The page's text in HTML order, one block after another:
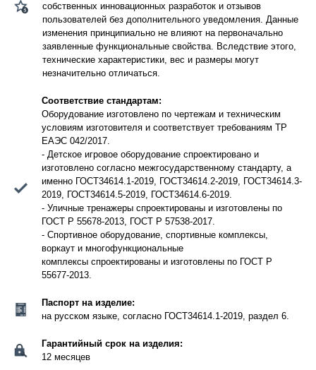
собственных инновационных разработок и отзывов
пользователей без дополнительного уведомления. Данные
изменения принципиально не влияют на первоначально
заявленные функциональные свойства. Вследствие этого,
технические характеристики, вес и размеры могут
незначительно отличаться.
Соответствие стандартам:
Оборудование изготовлено по чертежам и техническим
условиям изготовителя и соответствует требованиям ТР
ЕАЭС 042/2017.
- Детское игровое оборудование спроектировано и
изготовлено согласно межгосударственному стандарту, а
именно ГОСТ34614.1-2019, ГОСТ34614.2-2019, ГОСТ34614.3-
2019, ГОСТ34614.5-2019, ГОСТ34614.6-2019.
- Уличные тренажеры спроектированы и изготовлены по
ГОСТ Р 55678-2013, ГОСТ Р 57538-2017.
- Спортивное оборудование, спортивные комплексы,
воркаут и многофункциональные
комплексы спроектированы и изготовлены по ГОСТ Р
55677-2013.
Паспорт на изделие:
на русском языке, согласно ГОСТ34614.1-2019, раздел 6.
Гарантийный срок на изделия:
12 месяцев